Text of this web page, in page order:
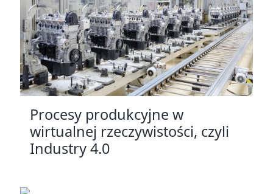
Procesy produkcyjne w
wirtualnej rzeczywistości, czyli
Industry 4.0